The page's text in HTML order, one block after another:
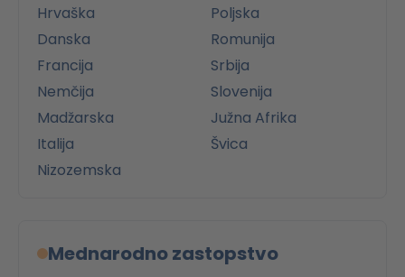
Hrvaška
Danska
Francija
Nemčija
Madžarska
Italija
Nizozemska
Poljska
Romunija
Srbija
Slovenija
Južna Afrika
Švica
Mednarodno zastopstvo